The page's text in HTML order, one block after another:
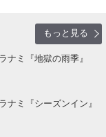
もっと見る
ナミ『地獄の雨季』
ナミ『シーズンイン』